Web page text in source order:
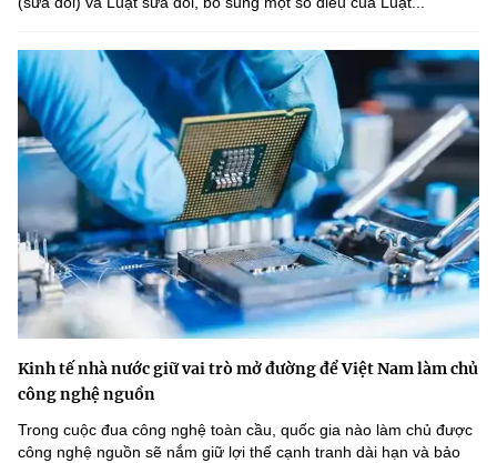
Kinh tế nhà nước giữ vai trò mở đường để Việt Nam làm chủ
công nghệ nguồn
Trong cuộc đua công nghệ toàn cầu, quốc gia nào làm chủ được
công nghệ nguồn sẽ nắm giữ lợi thế cạnh tranh dài hạn và bảo